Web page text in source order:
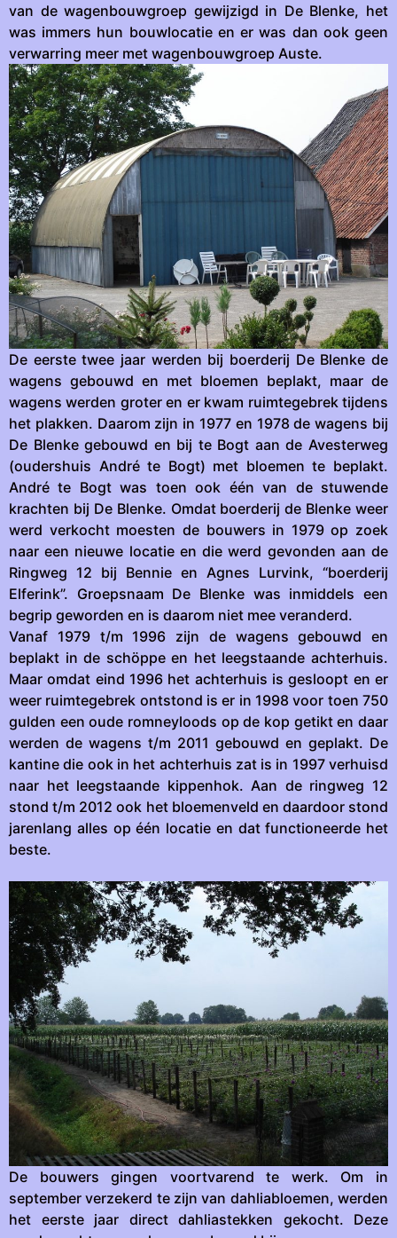
van de wagenbouwgroep gewijzigd in De Blenke, het
was immers hun bouwlocatie en er was dan ook geen
verwarring meer met wagenbouwgroep Auste.
De eerste twee jaar werden bij boerderij De Blenke de
wagens gebouwd en met bloemen beplakt, maar de
wagens werden groter en er kwam ruimtegebrek tijdens
het plakken. Daarom zijn in 1977 en 1978 de wagens bij
De Blenke gebouwd en bij te Bogt aan de Avesterweg
(oudershuis André te Bogt) met bloemen te beplakt.
André te Bogt was toen ook één van de stuwende
krachten bij De Blenke. Omdat boerderij de Blenke weer
werd verkocht moesten de bouwers in 1979 op zoek
naar een nieuwe locatie en die werd gevonden aan de
Ringweg 12 bij Bennie en Agnes Lurvink, “boerderij
Elferink”. Groepsnaam De Blenke was inmiddels een
begrip geworden en is daarom niet mee veranderd.
Vanaf 1979 t/m 1996 zijn de wagens gebouwd en
beplakt in de schöppe en het leegstaande achterhuis.
Maar omdat eind 1996 het achterhuis is gesloopt en er
weer ruimtegebrek ontstond is er in 1998 voor toen 750
gulden een oude romneyloods op de kop getikt en daar
werden de wagens t/m 2011 gebouwd en geplakt. De
kantine die ook in het achterhuis zat is in 1997 verhuisd
naar het leegstaande kippenhok. Aan de ringweg 12
stond t/m 2012 ook het bloemenveld en daardoor stond
jarenlang alles op één locatie en dat functioneerde het
beste.
De bouwers gingen voortvarend te werk. Om in
september verzekerd te zijn van dahliabloemen, werden
het eerste jaar direct dahliastekken gekocht. Deze